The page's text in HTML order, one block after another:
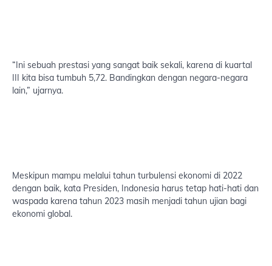
“Ini sebuah prestasi yang sangat baik sekali, karena di kuartal
III kita bisa tumbuh 5,72. Bandingkan dengan negara-negara
lain,” ujarnya.
Meskipun mampu melalui tahun turbulensi ekonomi di 2022
dengan baik, kata Presiden, Indonesia harus tetap hati-hati dan
waspada karena tahun 2023 masih menjadi tahun ujian bagi
ekonomi global.